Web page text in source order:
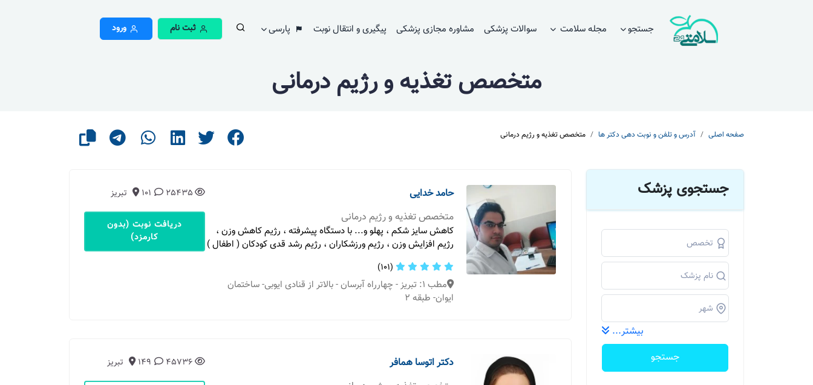
جستجو مجله سلامت سوالات پزشکی مشاوره مجازی پزشکی پیگیری و انتقال نوبت پارسی ثبت نام ورود
متخصص تغذیه و رژیم درمانی
صفحه اصلی آدرس و تلفن و نوبت دهی دکتر ها متخصص تغذیه و رژیم درمانی
جستجوی پزشک
بیشتر...
جستجو
حامد خدایی
متخصص تغذیه و رژیم درمانی
کاهش سایز شکم ، پهلو و... با دستگاه پیشرفته ، رژیم کاهش وزن ،
رژیم افزایش وزن ، رژیم ورزشکاران ، رژیم رشد قدی کودکان ( اطفال )
(101)
مطب 1: تبریز - چهارراه آبرسان - بالاتر از قنادی ایوبی- ساختمان
ایوان- طبقه 2
25435
101 تبریز
دریافت نوبت (بدون
کارمزد)
دکتر اتوسا همافر
45736
149 تبریز